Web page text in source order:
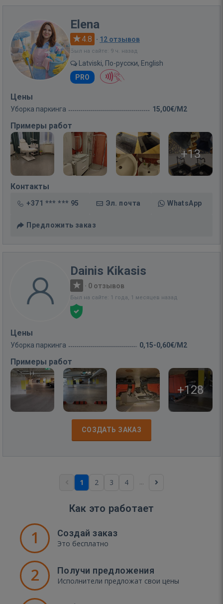
Elena
4.8 · 12 отзывов
Был на сайте: 9 ч. назад
Latviski, По-русски, English
PRO
Цены
Уборка паркинга 15,00€/M2
Примеры работ
+13
Контакты
+371 *** *** 95 Эл. почта WhatsApp
Предложить заказ
Dainis Kikasis
· 0 отзывов
Был на сайте: 1 года, 1 месяцев назад
Цены
Уборка паркинга 0,15-0,60€/M2
Примеры работ
+128
СОЗДАТЬ ЗАКАЗ
1 2 3 4 ...
Как это работает
1 Создай заказ
Это бесплатно
2 Получи предложения
Исполнители предложат свои цены